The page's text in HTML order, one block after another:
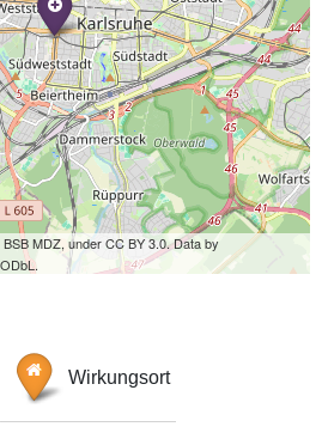
MDZ, under CC BY 3.0. Data by
Wirkungsort